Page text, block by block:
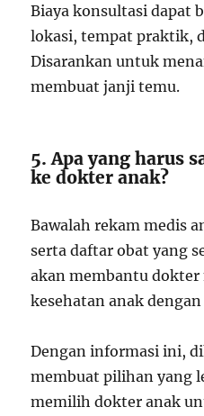
Biaya konsultasi dapat
lokasi, tempat praktik,
Disarankan untuk
membuat janji temu.
5. Apa yang harus
ke dokter anak?
Bawalah rekam medis
serta daftar obat yang
akan membantu
kesehatan anak
Dengan informasi ini,
membuat pilihan yang
memilih dokter anak